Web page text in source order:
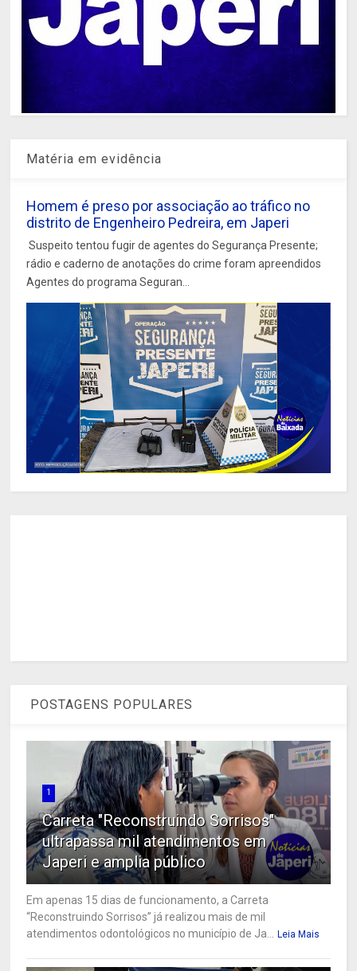
Matéria em evidência
Homem é preso por associação ao tráfico no
distrito de Engenheiro Pedreira, em Japeri
Suspeito tentou fugir de agentes do Segurança Presente;
rádio e caderno de anotações do crime foram apreendidos
Agentes do programa Seguran...
POSTAGENS POPULARES
1
Carreta "Reconstruindo Sorrisos"
ultrapassa mil atendimentos em
Japeri e amplia público
Em apenas 15 dias de funcionamento, a Carreta
“Reconstruindo Sorrisos” já realizou mais de mil
atendimentos odontológicos no município de Ja...
Leia Mais